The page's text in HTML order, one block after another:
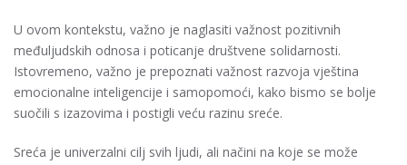
U ovom kontekstu, važno je naglasiti važnost pozitivnih
međuljudskih odnosa i poticanje društvene solidarnosti.
Istovremeno, važno je prepoznati važnost razvoja vještina
emocionalne inteligencije i samopomoći, kako bismo se bolje
suočili s izazovima i postigli veću razinu sreće.
Sreća je univerzalni cilj svih ljudi, ali načini na koje se može